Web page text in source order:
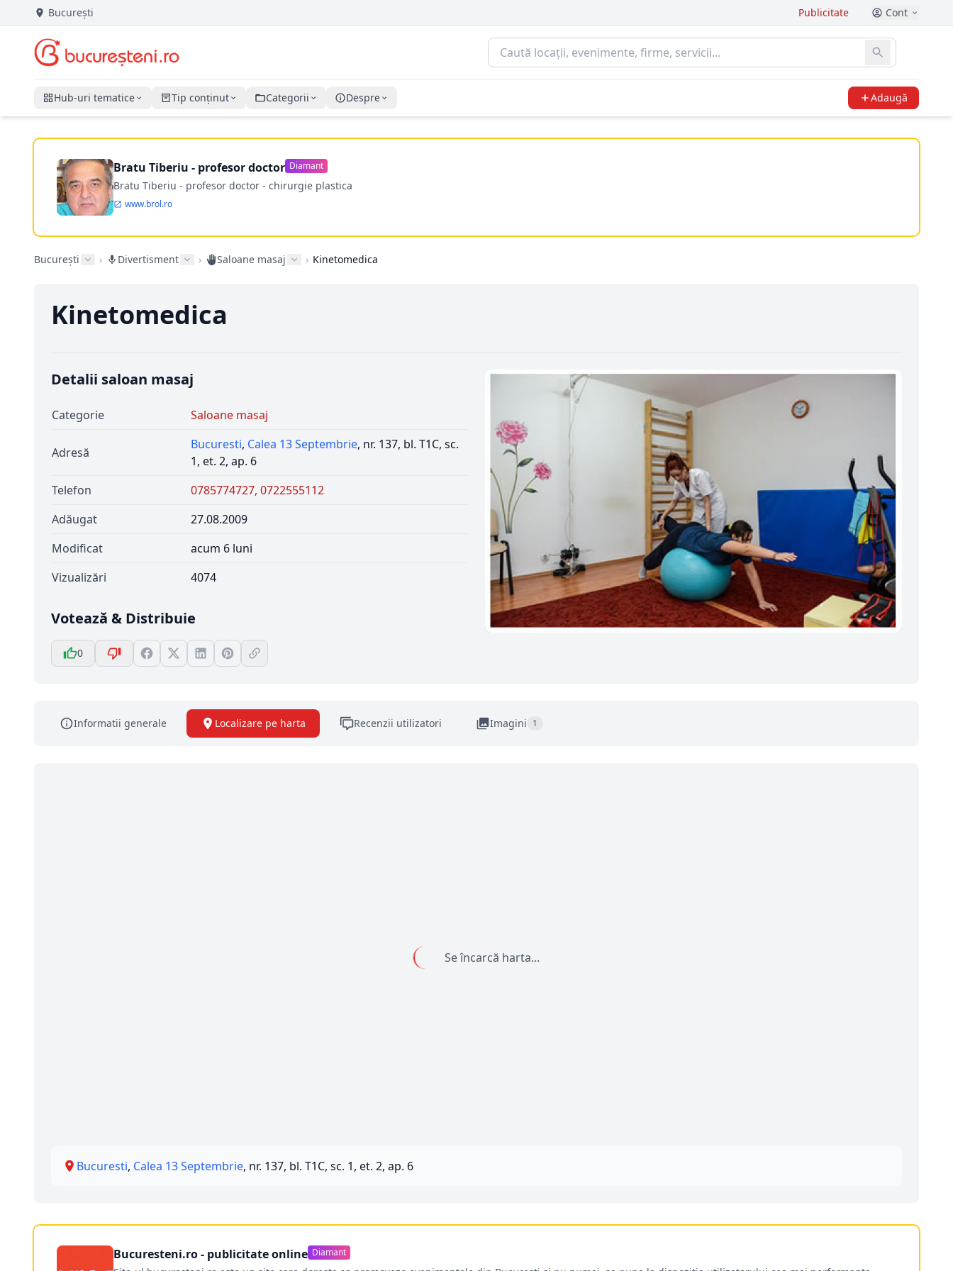
București Publicitate Cont
Hub-uri tematice Tip conținut Categorii Despre Adaugă
Bratu Tiberiu - profesor doctor Diamant
Bratu Tiberiu - profesor doctor - chirurgie plastica
www.brol.ro
București › Divertisment › Saloane masaj › Kinetomedica
Kinetomedica
Detalii saloan masaj
Categorie Saloane masaj
Adresă
Bucuresti, Calea 13 Septembrie, nr. 137, bl. T1C, sc.
1, et. 2, ap. 6
Telefon
0785774727, 0722555112
Adăugat
27.08.2009
Modificat
acum 6 luni
Vizualizări
4074
Votează & Distribuie
0
Informatii generale Localizare pe harta Recenzii utilizatori Imagini 1
Se încarcă harta...
Bucuresti, Calea 13 Septembrie, nr. 137, bl. T1C, sc. 1, et. 2, ap. 6
Bucuresteni.ro - publicitate online Diamant